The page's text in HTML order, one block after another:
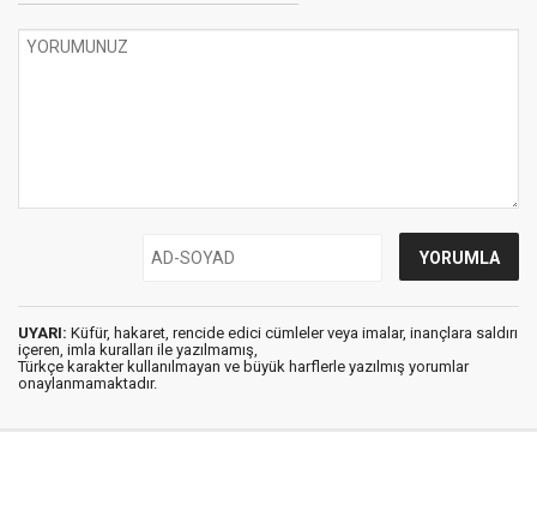
UYARI: Küfür, hakaret, rencide edici cümleler veya imalar, inançlara saldırı
içeren, imla kuralları ile yazılmamış,
Türkçe karakter kullanılmayan ve büyük harflerle yazılmış yorumlar
onaylanmamaktadır.